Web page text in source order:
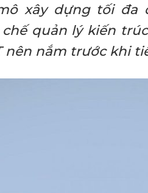
xây dựng tối
chế quản lý kiến
nên nắm trước khi